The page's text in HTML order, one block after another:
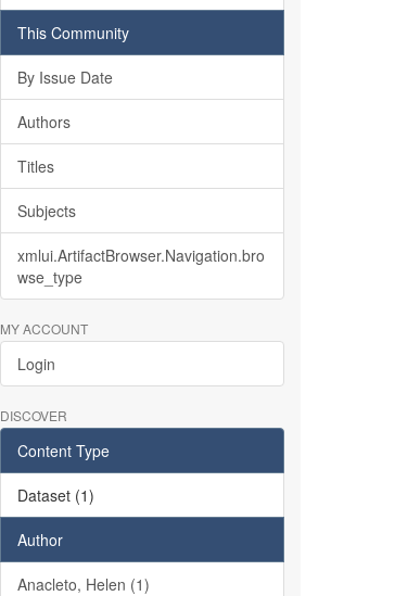
This Community
By Issue Date
Authors
Titles
Subjects
xmlui.ArtifactBrowser.Navigation.bro
wse_type
MY ACCOUNT
Login
DISCOVER
Content Type
Dataset (1)
Author
Anacleto, Helen (1)